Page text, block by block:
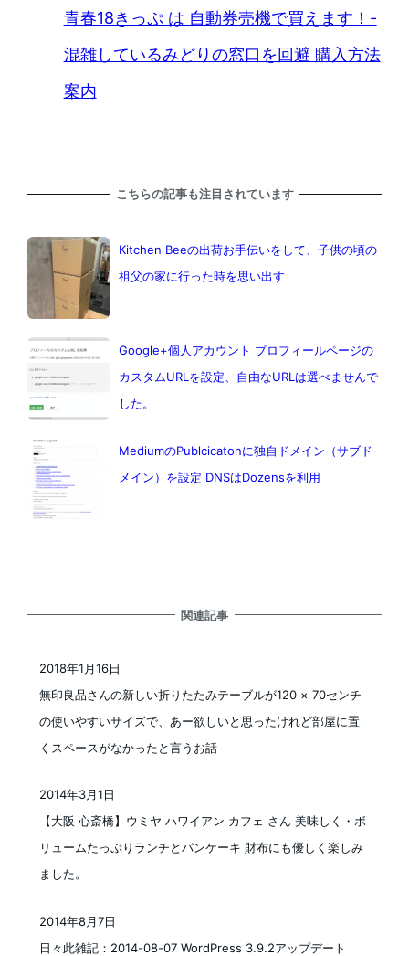
青春18きっぷ は 自動券売機で買えます！-
混雑しているみどりの窓口を回避 購入方法
案内
こちらの記事も注目されています
Kitchen Beeの出荷お手伝いをして、子供の頃の
祖父の家に行った時を思い出す
Google+個人アカウント ブロフィールページの
カスタムURLを設定、自由なURLは選べませんで
した。
MediumのPublcicatonに独自ドメイン（サブド
メイン）を設定 DNSはDozensを利用
関連記事
無印良品さんの新しい折りたたみテーブルが120 × 70センチ
の使いやすいサイズで、あー欲しいと思ったけれど部屋に置
くスペースがなかったと言うお話
2018年1月16日
【大阪 心斎橋】ウミヤ ハワイアン カフェ さん 美味しく・ボ
リュームたっぷりランチとパンケーキ 財布にも優しく楽しみ
ました。
2014年3月1日
日々此雑記：2014-08-07 WordPress 3.9.2アップデート
2014年8月7日